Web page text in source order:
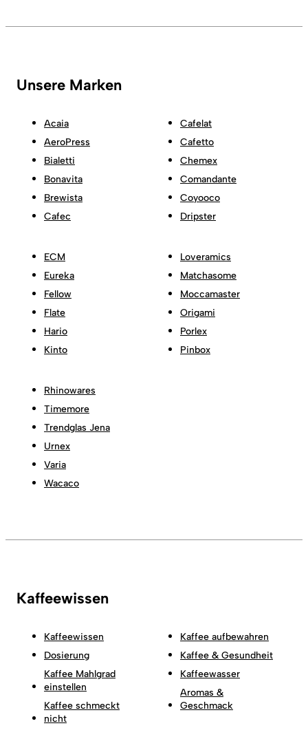
Unsere Marken
Acaia
AeroPress
Bialetti
Bonavita
Brewista
Cafec
Cafelat
Cafetto
Chemex
Comandante
Coyooco
Dripster
ECM
Eureka
Fellow
Flate
Hario
Kinto
Loveramics
Matchasome
Moccamaster
Origami
Porlex
Pinbox
Rhinowares
Timemore
Trendglas Jena
Urnex
Varia
Wacaco
Kaffeewissen
Kaffeewissen
Dosierung
Kaffee Mahlgrad
einstellen
Kaffee schmeckt
nicht
Kaffee aufbewahren
Kaffee & Gesundheit
Kaffeewasser
Aromas &
Geschmack